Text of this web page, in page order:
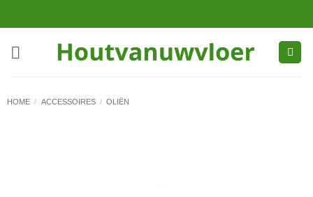
naar
HOME / ACCESSOIRES / OLIËN